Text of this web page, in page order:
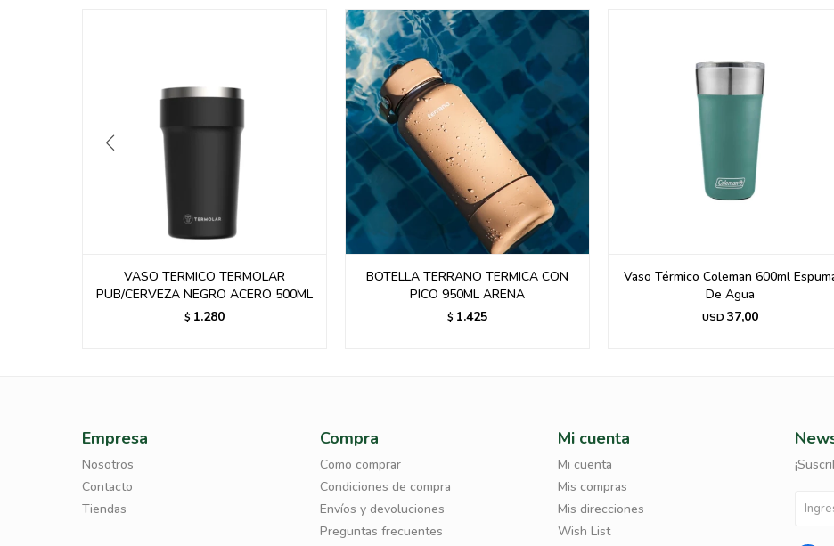
VASO TERMICO TERMOLAR
PUB/CERVEZA NEGRO ACERO 500ML
$ 1.280
BOTELLA TERRANO TERMICA CON
PICO 950ML ARENA
$ 1.425
Vaso Térmico Coleman 600ml
De Agua
USD 37,00
Empresa
Nosotros
Contacto
Tiendas
Compra
Como comprar
Condiciones de compra
Envíos y devoluciones
Preguntas frecuentes
Mi cuenta
Mi cuenta
Mis compras
Mis direcciones
Wish List